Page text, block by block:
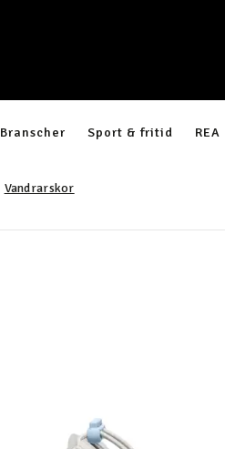
Branscher Sport & fritid REA
Vandrarskor